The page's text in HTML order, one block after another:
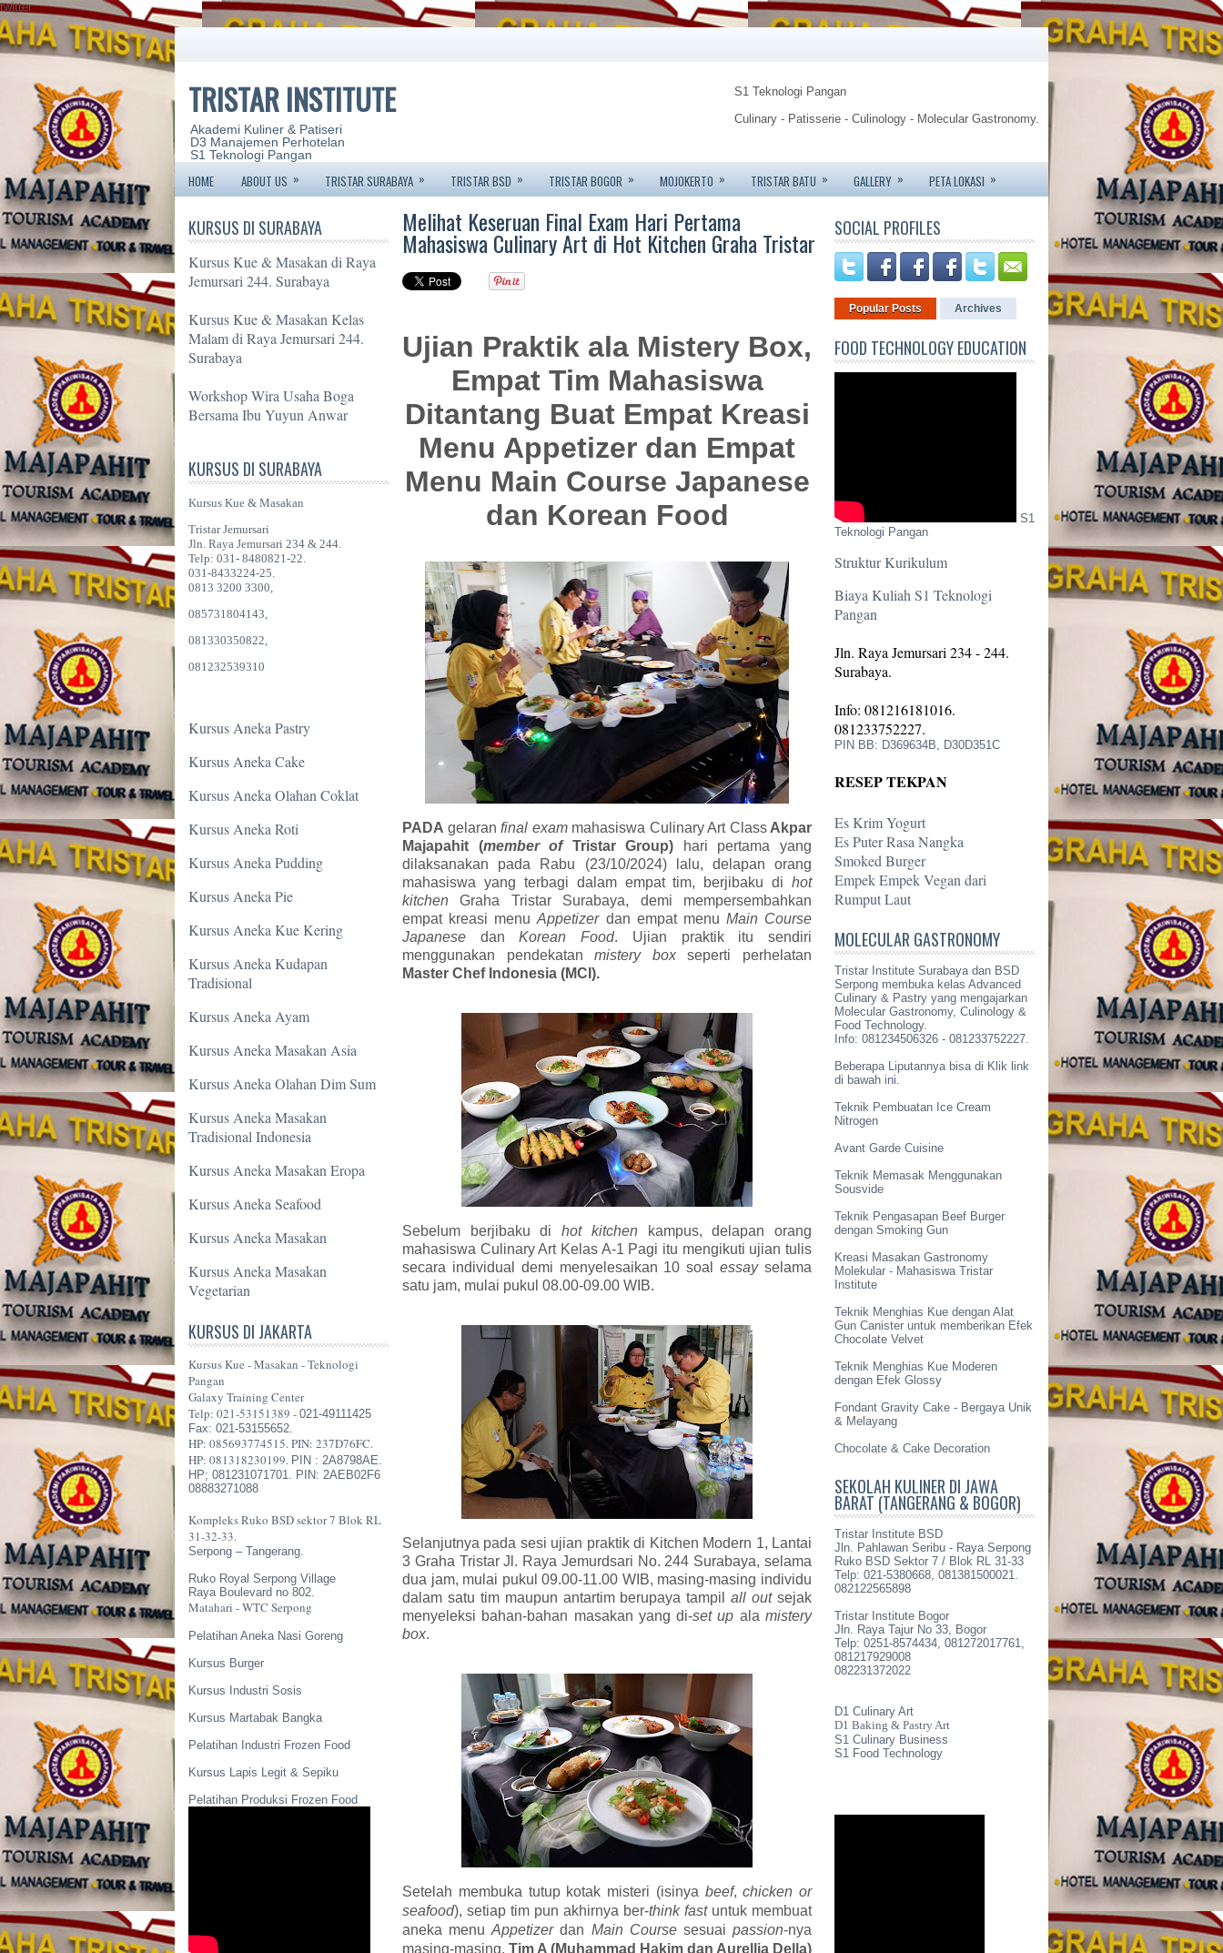
twitter
TRISTAR INSTITUTE
Akademi Kuliner & Patiseri
D3 Manajemen Perhotelan
S1 Teknologi Pangan
S1 Teknologi Pangan
Culinary - Patisserie - Culinology - Molecular Gastronomy.
Food Technology.
Tristar Institute - Jemursari 244 - Surabaya
Info: 081234506426 - 081233752227.
HOME ABOUT US » TRISTAR SURABAYA » TRISTAR BSD » TRISTAR BOGOR » MOJOKERTO » TRISTAR BATU » GALLERY » PETA LOKASI »
KURSUS DI SURABAYA
Kursus Kue & Masakan di Raya
Jemursari 244. Surabaya
Kursus Kue & Masakan Kelas
Malam di Raya Jemursari 244.
Surabaya
Workshop Wira Usaha Boga
Bersama Ibu Yuyun Anwar
KURSUS DI SURABAYA
Kursus Kue & Masakan
Tristar Jemursari
Jln. Raya Jemursari 234 & 244.
Telp: 031- 8480821-22.
031-8433224-25.
0813 3200 3300,
085731804143,
081330350822,
081232539310
Kursus Aneka Pastry
Kursus Aneka Cake
Kursus Aneka Olahan Coklat
Kursus Aneka Roti
Kursus Aneka Pudding
Kursus Aneka Pie
Kursus Aneka Kue Kering
Kursus Aneka Kudapan
Tradisional
Kursus Aneka Ayam
Kursus Aneka Masakan Asia
Kursus Aneka Olahan Dim Sum
Kursus Aneka Masakan
Tradisional Indonesia
Kursus Aneka Masakan Eropa
Kursus Aneka Seafood
Kursus Aneka Masakan
Kursus Aneka Masakan
Vegetarian
KURSUS DI JAKARTA
Kursus Kue - Masakan - Teknologi
Pangan
Galaxy Training Center
Telp: 021-53151389 - 021-49111425
Fax: 021-53155652.
HP: 085693774515. PIN: 237D76FC.
HP: 081318230199. PIN : 2A8798AE.
HP; 081231071701. PIN: 2AEB02F6
08883271088
Kompleks Ruko BSD sektor 7 Blok RL
31-32-33.
Serpong – Tangerang.
Ruko Royal Serpong Village
Raya Boulevard no 802.
Matahari - WTC Serpong
Pelatihan Aneka Nasi Goreng
Kursus Burger
Kursus Industri Sosis
Kursus Martabak Bangka
Pelatihan Industri Frozen Food
Kursus Lapis Legit & Sepiku
Pelatihan Produksi Frozen Food
Melihat Keseruan Final Exam Hari Pertama
Mahasiswa Culinary Art di Hot Kitchen Graha Tristar
Ujian Praktik ala Mistery Box,
Empat Tim Mahasiswa
Ditantang Buat Empat Kreasi
Menu Appetizer dan Empat
Menu Main Course Japanese
dan Korean Food
PADA gelaran final exammahasiswa Culinary Art ClassAkpar
Majapahit
(member ofTristar Group) hari pertama yang
dilaksanakan pada Rabu (23/10/2024) lalu, delapan orang
mahasiswa yang terbagi dalam empat tim, berjibaku di hot
kitchen Graha Tristar Surabaya, demi mempersembahkan
empat kreasi menuAppetizerdan empat menu Main Course
Japanese danKorean Food. Ujian praktik itu sendiri
menggunakan pendekatanmistery boxseperti perhelatan
Master Chef Indonesia (MCI).
Sebelum berjibaku dihot kitchenkampus, delapan orang
mahasiswa Culinary Art Kelas A-1 Pagi itu mengikuti ujian tulis
secara individual demi menyelesaikan 10 soalessayselama
satu jam, mulai pukul 08.00-09.00 WIB.
Selanjutnya pada sesi ujian praktik di Kitchen Modern 1, Lantai
3 Graha Tristar Jl. Raya Jemurdsari No. 244 Surabaya, selama
dua jam, mulai pukul 09.00-11.00 WIB, masing-masing individu
dalam satu tim maupun antartim berupaya tampilall outsejak
menyeleksi bahan-bahan masakan yang di-set up alamistery
box.
Setelah membuka tutup kotak misteri (isinya beef,chicken or
seafood), setiap tim pun akhirnya ber-think fastuntuk membuat
aneka menuAppetizerdan Main Coursesesuaipassion-nya
masing-masing. Tim A (Muhammad Hakim dan Aurellia Della)
SOCIAL PROFILES
Popular Posts Archives
FOOD TECHNOLOGY EDUCATION
S1
Teknologi Pangan
Struktur Kurikulum
Biaya Kuliah S1 Teknologi
Pangan
Jln. Raya Jemursari 234 - 244.
Surabaya.
Info: 081216181016.
081233752227.
PIN BB: D369634B, D30D351C
RESEP TEKPAN
Es Krim Yogurt
Es Puter Rasa Nangka
Smoked Burger
Empek Empek Vegan dari
Rumput Laut
MOLECULAR GASTRONOMY
Tristar Institute Surabaya dan BSD
Serpong membuka kelas Advanced
Culinary & Pastry yang mengajarkan
Molecular Gastronomy, Culinology &
Food Technology.
Info: 081234506326 - 081233752227.
Beberapa Liputannya bisa di Klik link
di bawah ini.
Teknik Pembuatan Ice Cream
Nitrogen
Avant Garde Cuisine
Teknik Memasak Menggunakan
Sousvide
Teknik Pengasapan Beef Burger
dengan Smoking Gun
Kreasi Masakan Gastronomy
Molekular - Mahasiswa Tristar
Institute
Teknik Menghias Kue dengan Alat
Gun Canister untuk memberikan Efek
Chocolate Velvet
Teknik Menghias Kue Moderen
dengan Efek Glossy
Fondant Gravity Cake - Bergaya Unik
& Melayang
Chocolate & Cake Decoration
SEKOLAH KULINER DI JAWA
BARAT (TANGERANG & BOGOR)
Tristar Institute BSD
Jln. Pahlawan Seribu - Raya Serpong
Ruko BSD Sektor 7 / Blok RL 31-33
Telp: 021-5380668, 081381500021.
082122565898
Tristar Institute Bogor
Jln. Raya Tajur No 33, Bogor
Telp: 0251-8574434, 081272017761,
081217929008
082231372022
D1 Culinary Art
D1 Baking & Pastry Art
S1 Culinary Business
S1 Food Technology